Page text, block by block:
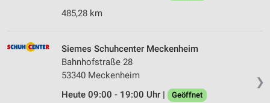
485,28 km
❯
Siemes Schuhcenter Meckenheim
Bahnhofstraße 28
53340 Meckenheim
Heute 09:00 - 19:00 Uhr |
Geöffnet
Verwendung von Profilen zur Auswahl
personalisierter Werbung
Erstellung von Profilen zur Personalisierung